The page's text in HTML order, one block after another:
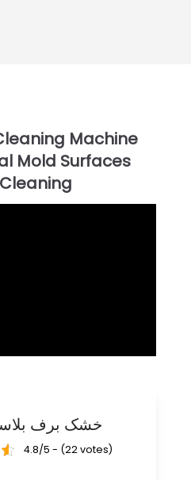
خشک برف
4.8/5 - (22 votes)